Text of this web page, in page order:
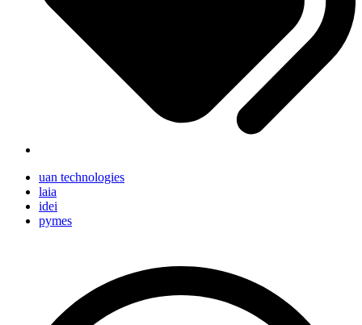
uan technologies
laia
idei
pymes